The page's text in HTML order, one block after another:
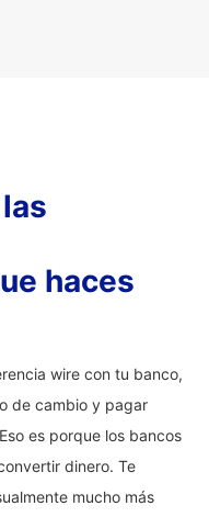
haces
wire con tu banco,
de cambio y pagar
es porque los bancos
dinero. Te
mucho más